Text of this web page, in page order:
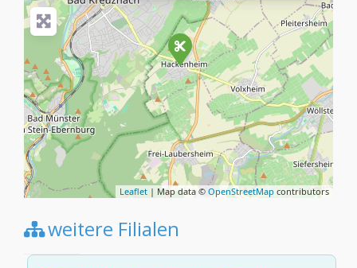
Leaflet | Map data © OpenStreetMap contributors
weitere Filialen